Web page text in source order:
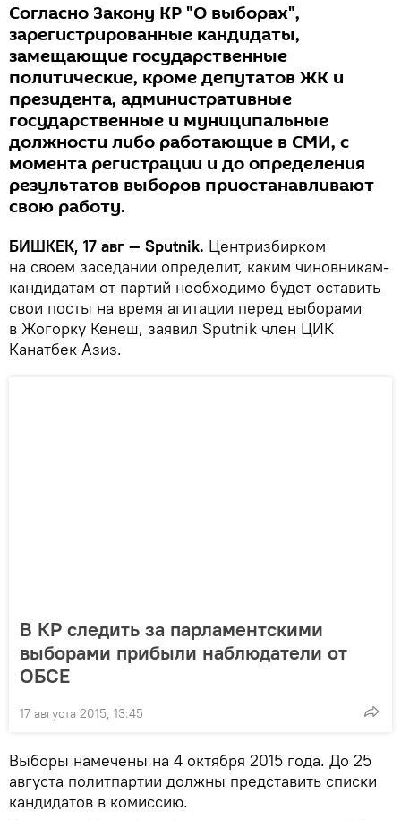
Согласно Закону КР "О выборах",
зарегистрированные кандидаты,
замещающие государственные
политические, кроме депутатов ЖК и
президента, административные
государственные и муниципальные
должности либо работающие в СМИ, с
момента регистрации и до определения
результатов выборов приостанавливают
свою работу.
БИШКЕК, 17 авг — Sputnik. Центризбирком
на своем заседании определит, каким чиновникам-
кандидатам от партий необходимо будет оставить
свои посты на время агитации перед выборами
в Жогорку Кенеш, заявил Sputnik член ЦИК
Канатбек Азиз.
В КР следить за парламентскими
выборами прибыли наблюдатели от
ОБСЕ
17 августа 2015, 13:45
Выборы намечены на 4 октября 2015 года. До 25
августа политпартии должны представить списки
кандидатов в комиссию.